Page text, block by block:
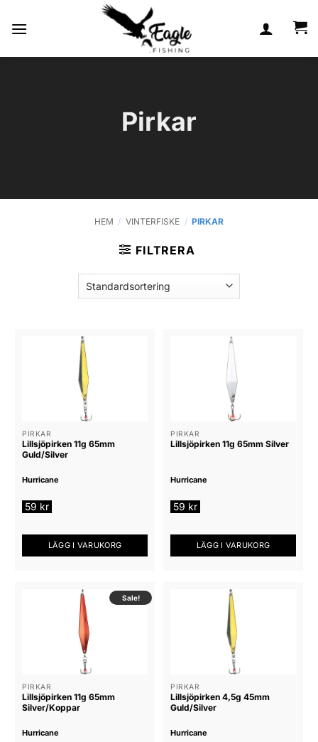
Pirkar
HEM / VINTERFISKE / PIRKAR
FILTRERA
PIRKAR
Lillsjöpirken 11g 65mm
Guld/Silver
Hurricane
59 kr
LÄGG I VARUKORG
PIRKAR
Lillsjöpirken 11g 65mm Silver
Hurricane
59 kr
LÄGG I VARUKORG
Sale!
PIRKAR
Lillsjöpirken 11g 65mm
Silver/Koppar
Hurricane
PIRKAR
Lillsjöpirken 4,5g 45mm
Guld/Silver
Hurricane